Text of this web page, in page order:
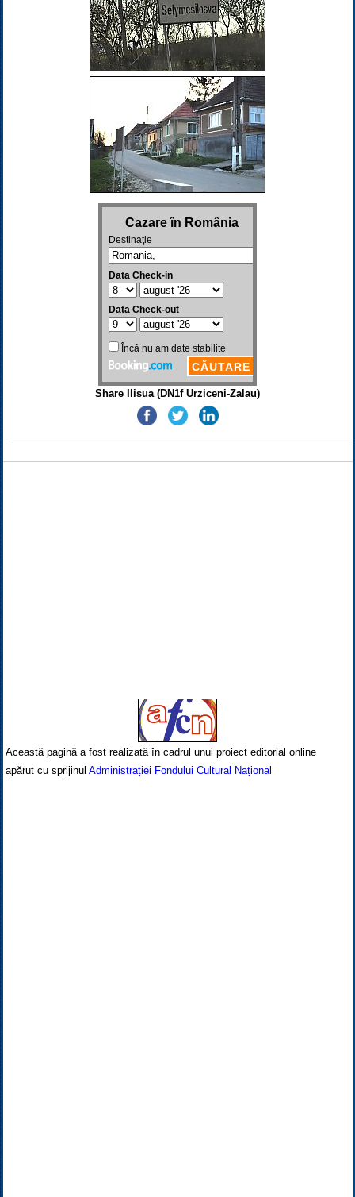
Share Ilisua (DN1f Urziceni-Zalau)
Această pagină a fost realizată în cadrul unui proiect editorial online
apărut cu sprijinul Administrației Fondului Cultural Național